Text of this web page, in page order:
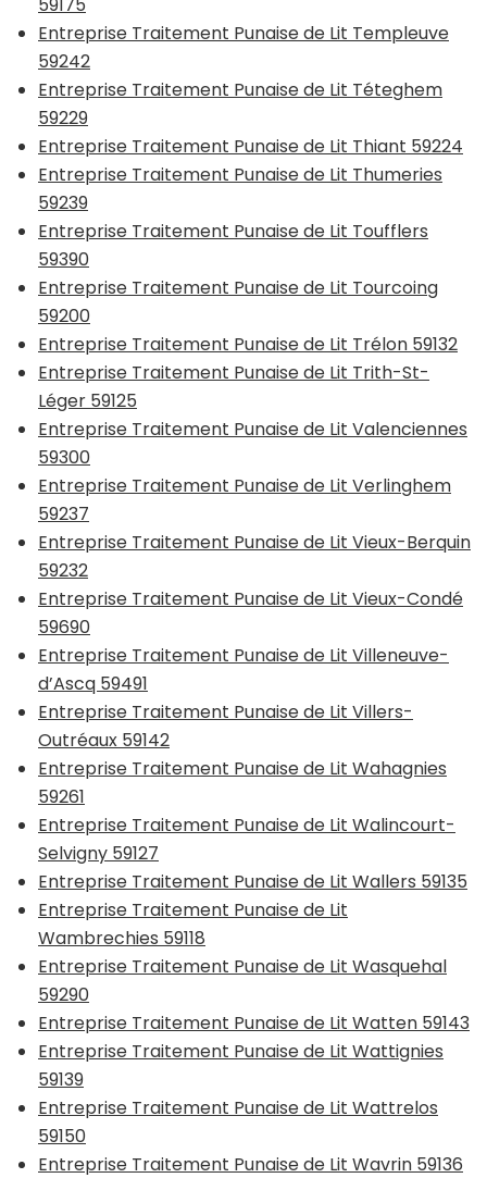
Entreprise Traitement Punaise de Lit Templeuve
59242
Entreprise Traitement Punaise de Lit Téteghem
59229
Entreprise Traitement Punaise de Lit Thiant 59224
Entreprise Traitement Punaise de Lit Thumeries
59239
Entreprise Traitement Punaise de Lit Toufflers
59390
Entreprise Traitement Punaise de Lit Tourcoing
59200
Entreprise Traitement Punaise de Lit Trélon 59132
Entreprise Traitement Punaise de Lit Trith-St-
Léger 59125
Entreprise Traitement Punaise de Lit Valenciennes
59300
Entreprise Traitement Punaise de Lit Verlinghem
59237
Entreprise Traitement Punaise de Lit Vieux-Berquin
59232
Entreprise Traitement Punaise de Lit Vieux-Condé
59690
Entreprise Traitement Punaise de Lit Villeneuve-
d’Ascq 59491
Entreprise Traitement Punaise de Lit Villers-
Outréaux 59142
Entreprise Traitement Punaise de Lit Wahagnies
59261
Entreprise Traitement Punaise de Lit Walincourt-
Selvigny 59127
Entreprise Traitement Punaise de Lit Wallers 59135
Entreprise Traitement Punaise de Lit
Wambrechies 59118
Entreprise Traitement Punaise de Lit Wasquehal
59290
Entreprise Traitement Punaise de Lit Watten 59143
Entreprise Traitement Punaise de Lit Wattignies
59139
Entreprise Traitement Punaise de Lit Wattrelos
59150
Entreprise Traitement Punaise de Lit Wavrin 59136